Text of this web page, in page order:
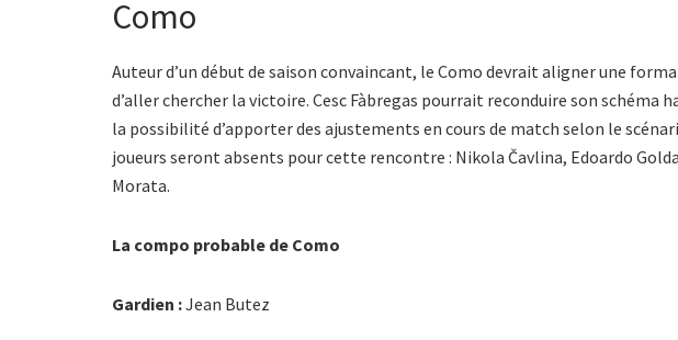
Como
Auteur d’un début de saison convaincant, le Como devrait aligner une
d’aller chercher la victoire. Cesc Fàbregas pourrait reconduire son schéma
la possibilité d’apporter des ajustements en cours de match selon le
joueurs seront absents pour cette rencontre : Nikola Čavlina, Edoardo
Morata.
La compo probable de Como
Gardien :Jean Butez